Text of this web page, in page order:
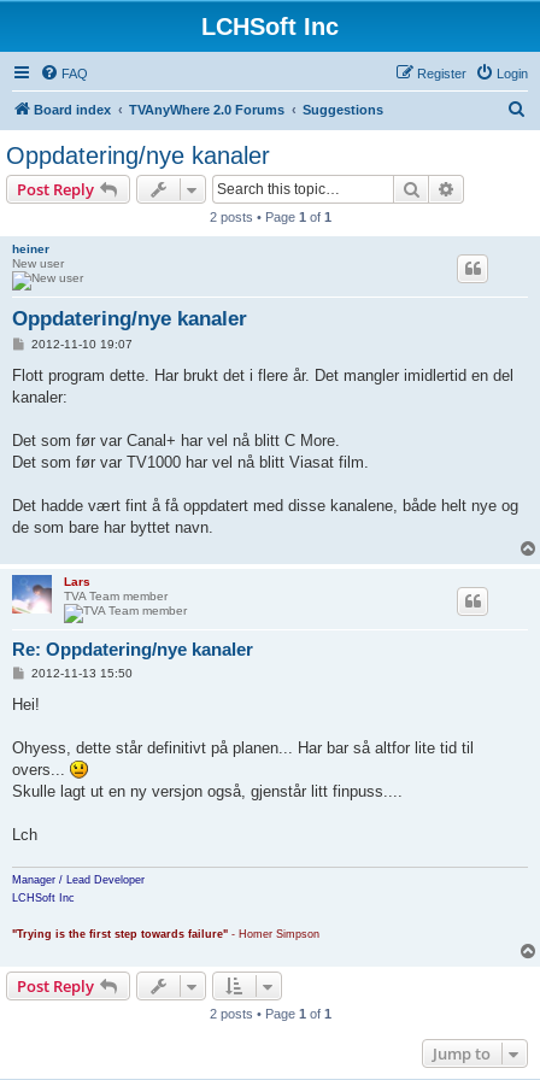
LCHSoft Inc
FAQ Login
Register
Board index TVAnyWhere 2.0 Forums Suggestions
Oppdatering/nye kanaler
Post Reply Search
2 posts • Page 1 of 1
heiner
New user
Oppdatering/nye kanaler
P
s
2012-11-10 19:07
Flott program dette. Har brukt det i flere år. Det mangler imidlertid en del
kanaler:
Det som før var Canal+ har vel nå blitt C More.
Det som før var TV1000 har vel nå blitt Viasat film.
Det hadde vært fint å få oppdatert med disse kanalene, både helt nye og
de som bare har byttet navn.
Lars
TVA Team member
Re: Oppdatering/nye kanaler
P
s
2012-11-13 15:50
Hei!
Ohyess, dette står definitivt på planen... Har bar så altfor lite tid til
overs...
Skulle lagt ut en ny versjon også, gjenstår litt finpuss....
Lch
Manager / Lead Developer
LCHSoft Inc
"Trying is the first step towards failure" - Homer Simpson
Post Reply
2 posts • Page 1 of 1
Jump to